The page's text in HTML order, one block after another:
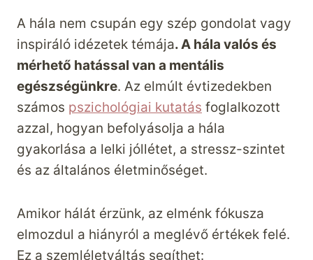
A hála nem csupán egy szép gondolat vagy
inspiráló idézetek témája. A hála valós és
mérhető hatással van a mentális
egészségünkre. Az elmúlt évtizedekben
számos pszichológiai kutatás foglalkozott
azzal, hogyan befolyásolja a hála
gyakorlása a lelki jóllétet, a stressz-szintet
és az általános életminőséget.
Amikor hálát érzünk, az elménk fókusza
elmozdul a hiányról a meglévő értékek felé.
Ez a szemléletváltás segíthet: